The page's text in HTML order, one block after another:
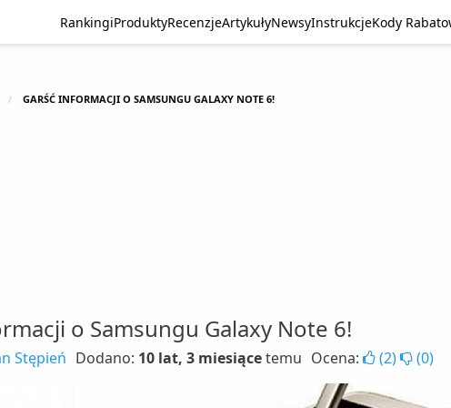
RankingiProduktyRecenzjeArtykułyNewsyInstrukcjeKody
GARŚĆ INFORMACJI O SAMSUNGU GALAXY NOTE 6!
o Samsungu Galaxy Note 6!
Stępień Dodano: 10 lat, 3 miesiącetemu Ocena: (2) (0)